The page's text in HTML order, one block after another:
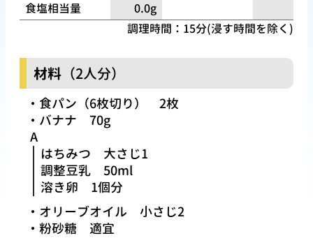
食塩相当量
0.0g
調理時間：15分(浸す時間を除く)
材料 （2人分）
食パン（6枚切り）
2枚
バナナ
70g
A
はちみつ
大さじ1
調整豆乳
50ml
溶き卵
1個分
オリーブオイル
小さじ2
粉砂糖
適宜